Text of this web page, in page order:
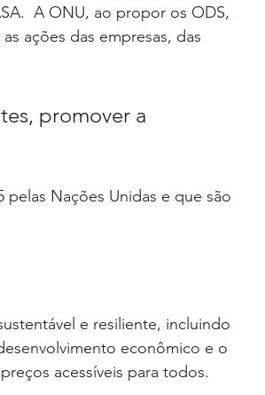
A ONU, ao propor os ODS,
ações das empresas, das
promover a
pelas Nações Unidas e que são
e resiliente, incluindo
econômico e o
acessíveis para todos.